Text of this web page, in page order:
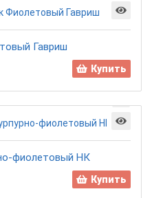
Гавриш
Купить
фиолетовый НК
Купить